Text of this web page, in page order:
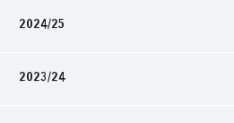
2024/25
2023/24